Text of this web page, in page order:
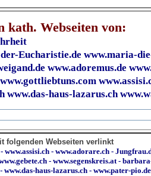
kath. Webseiten von:
Eucharistie.de www.maria-
www.adoremus.de
www.gottliebtuns.com
www.das-haus-lazarus.ch
folgenden Webseiten verlinkt
www.assisi.ch - www.adorare.ch -
- www.segenskreis.at-
- www.das-haus-lazarus.ch - www.pater-pio.de